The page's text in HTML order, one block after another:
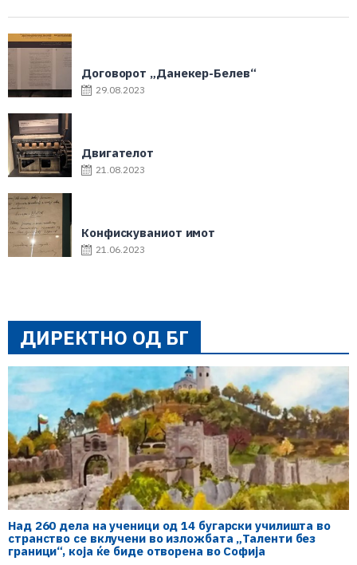
Договорот „Данекер-Белев“
29.08.2023
Двигателот
21.08.2023
Конфискуваниот имот
21.06.2023
ДИРЕКТНО ОД БГ
Над 260 дела на ученици од 14 бугарски училишта во
странство се вклучени во изложбата „Таленти без
граници“, која ќе биде отворена во Софија